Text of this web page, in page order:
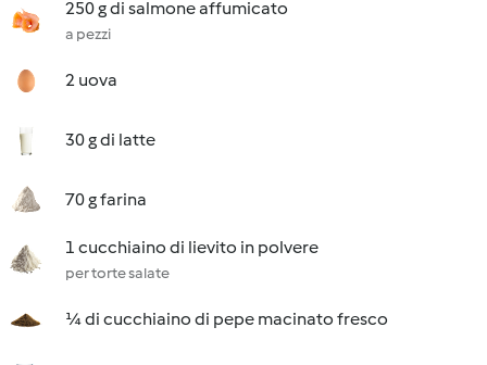
250 g di salmone affumicato
a pezzi
2 uova
30 g di latte
70 g farina
1 cucchiaino di lievito in polvere
per torte salate
¼ di cucchiaino di pepe macinato fresco